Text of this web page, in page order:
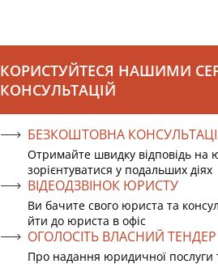
КОРИСТУЙТЕСЯ НАШИМИ
КОНСУЛЬТАЦІЙ
БЕЗКОШТОВНА
Отримайте швидку відповідь
зорієнтуватися у подальших діях
ВІДЕОДЗВІНОК ЮРИСТУ
Ви бачите свого юриста та
йти до юриста в офіс
ОГОЛОСІТЬ ВЛАСНИЙ ТЕНДЕР
Про надання юридичної послуги